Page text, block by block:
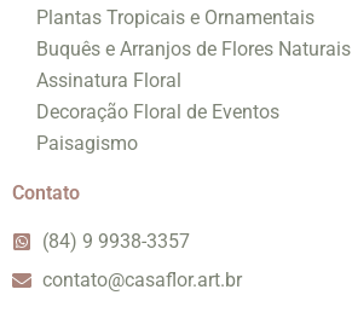
Plantas Tropicais e Ornamentais
Buquês e Arranjos de Flores Naturais
Assinatura Floral
Decoração Floral de Eventos
Paisagismo
Contato
(84) 9 9938-3357
contato@casaflor.art.br